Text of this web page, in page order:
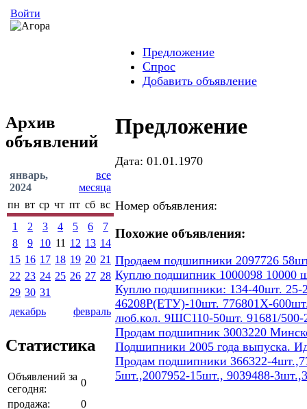
Войти
Предложение
Спрос
Добавить объявление
Архив
объявлений
январь,
2024
все
месяца
пн вт ср чт пт сб вс
1
2 3 4 5 6
7
8
9 10 11 12 13 14
15 16 17 18 19 20 21
22 23 24 25 26 27 28
29 30 31
декабрь
февраль
Статистика
Объявлений за
сегодня:
0
продажа:
0
Предложение
Дата: 01.01.1970
Номер объявления:
Похожие объявления:
Продаем подшипники 2097726
Куплю подшипник 1000098 10000
Куплю подшипники: 134-40шт.
46208Р(ЕТУ)-10шт. 776801Х-
люб.кол. 9ШС110-50шт. 91681/500-
Продам подшипник 3003220
Подшипники 2005 года выпуска.
Продам подшипники 366322-
5шт.,2007952-15шт., 9039488-